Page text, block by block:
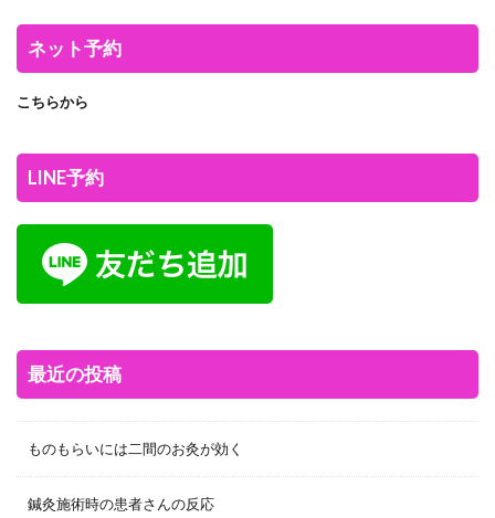
ネット予約
こちらから
LINE予約
最近の投稿
ものもらいには二間のお灸が効く
鍼灸施術時の患者さんの反応